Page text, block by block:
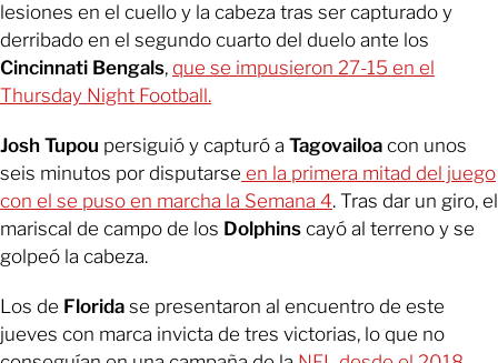
lesiones en el cuello y la cabeza tras ser capturado y
derribado en el segundo cuarto del duelo ante los
Cincinnati Bengals, que se impusieron 27-15 en el
Thursday Night Football.
Josh Tupou persiguió y capturó a Tagovailoa con unos
seis minutos por disputarse en la primera mitad del juego
con el se puso en marcha la Semana 4. Tras dar un giro, el
mariscal de campo de los Dolphins cayó al terreno y se
golpeó la cabeza.
Los de Florida se presentaron al encuentro de este
jueves con marca invicta de tres victorias, lo que no